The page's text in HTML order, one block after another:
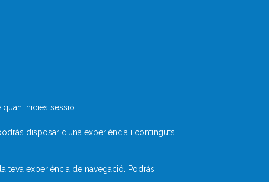
inicies sessió.
disposar d’una experiència i continguts
teva experiència de navegació. Podràs